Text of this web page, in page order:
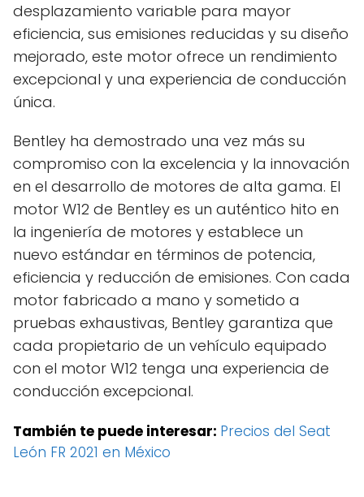
desplazamiento variable para mayor
eficiencia, sus emisiones reducidas y su diseño
mejorado, este motor ofrece un rendimiento
excepcional y una experiencia de conducción
única.
Bentley ha demostrado una vez más su
compromiso con la excelencia y la innovación
en el desarrollo de motores de alta gama. El
motor W12 de Bentley es un auténtico hito en
la ingeniería de motores y establece un
nuevo estándar en términos de potencia,
eficiencia y reducción de emisiones. Con cada
motor fabricado a mano y sometido a
pruebas exhaustivas, Bentley garantiza que
cada propietario de un vehículo equipado
con el motor W12 tenga una experiencia de
conducción excepcional.
También te puede interesar: Precios del Seat
León FR 2021 en México